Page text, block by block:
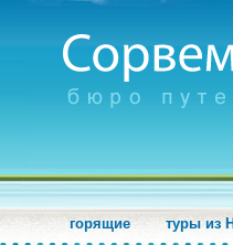
горящие туры из